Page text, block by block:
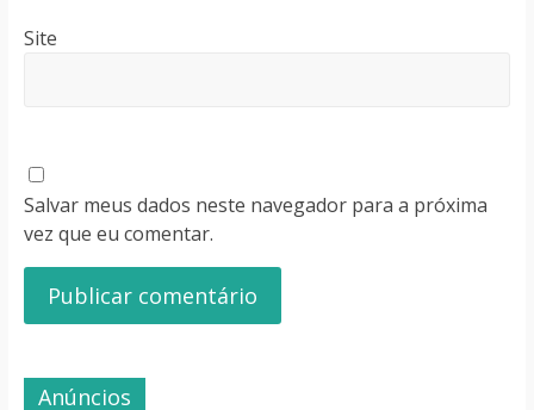
Site
Salvar meus dados neste navegador para a próxima
vez que eu comentar.
Anúncios